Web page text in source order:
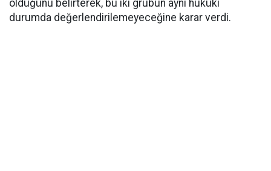
olduğunu belirterek, bu iki grubun aynı hukuki
durumda değerlendirilemeyeceğine karar verdi.